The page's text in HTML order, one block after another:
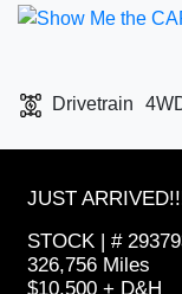
Drivetrain
JUST
STOCK | #
326,756 Miles
$10,500 + D&H